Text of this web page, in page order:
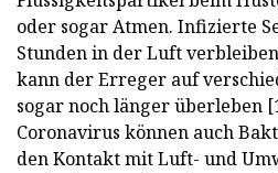
oder sogar Atmen. Infizierte
Stunden in der Luft
kann der Erreger auf
sogar noch länger überleben
Coronavirus können auch
den Kontakt mit Luft- und